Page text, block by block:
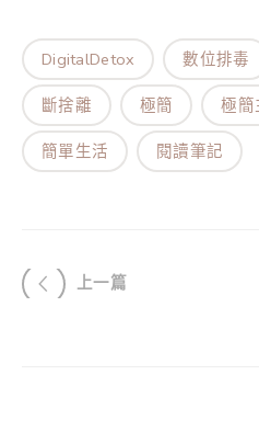
為不想拿入睡房的東西，
得，保持離線的狀態，享
常。接下來繼續紀錄 30
DigitalDetox 數位排毒
斷捨離 極簡 極簡
簡單生活 閱讀筆記
上一篇